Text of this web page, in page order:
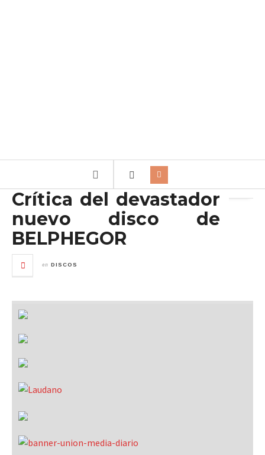
Crítica del devastador
nuevo disco de
BELPHEGOR
en DISCOS